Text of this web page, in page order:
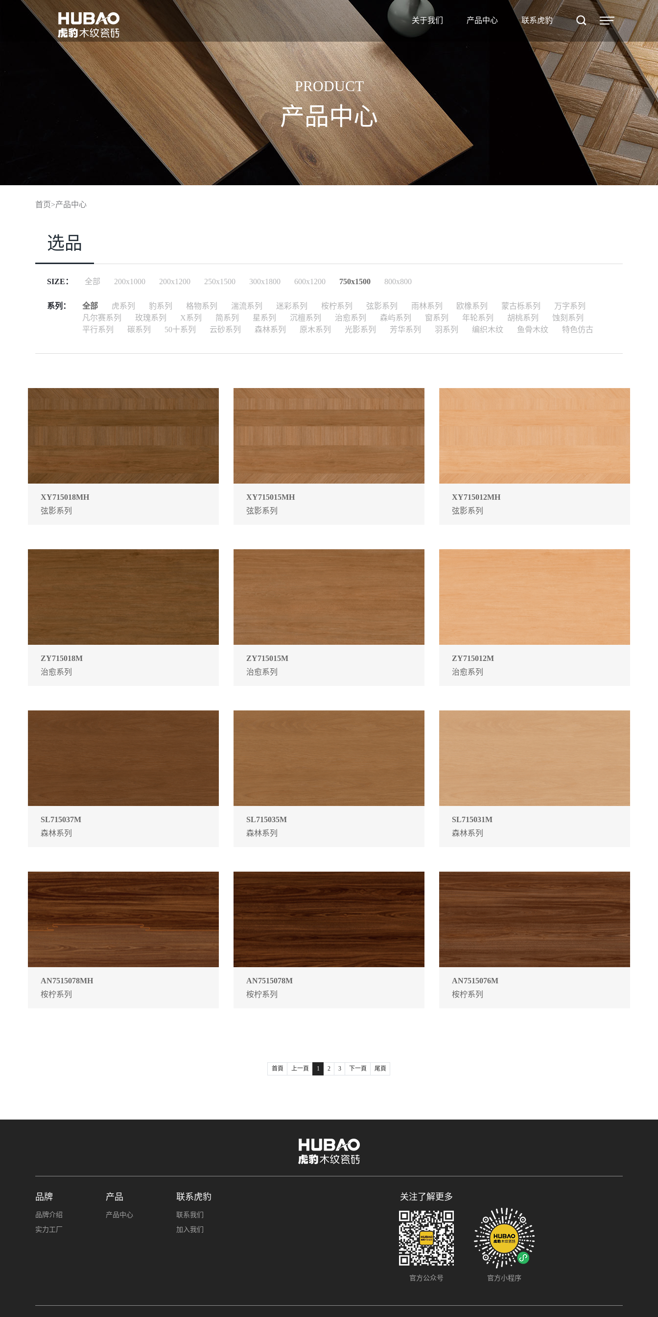
关于我们
品牌介绍
产品中心 联系虎豹产品
中心
联系
虎豹
PRODUCT
产品中心
首页>产品中心
选品
SIZE： 全部 200x1000 200x1200 250x1500 300x1800 600x1200 750x1500 800x800
系列： 全部 虎系列 豹系列 格物系列 湍流系列 迷彩系列 桉柠系列 弦影系列 雨林系列 欧橡系列 蒙古栎系列
万字系列
凡尔赛系列
玫瑰系列 X系列 简系列 星系列 沉檀系列 治愈系列 森屿系列 窗系列 年轮系列 胡桃系列
蚀刻系列
平行系列
碳系列 50十系列 云砂系列 森林系列 原木系列 光影系列 芳华系列 羽系列 编织木纹 鱼骨木纹 特色仿古
XY715018MH
弦影系列
XY715015MH
弦影系列
XY715012MH
弦影系列
ZY715018M
治愈系列
ZY715015M
治愈系列
ZY715012M
治愈系列
SL715037M
森林系列
SL715035M
森林系列
SL715031M
森林系列
AN7515078MH
桉柠系列
AN7515078M
桉柠系列
AN7515076M
桉柠系列
首頁 上一頁 1 2 3 下一頁 尾頁
品牌
品牌介绍
实力工厂
产品
产品中心
联系虎豹
联系我们
加入我们
关注了解更多
官方公众号 官方小程序